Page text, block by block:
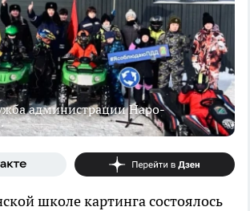
администрации Наро-
школе картинга состоялось